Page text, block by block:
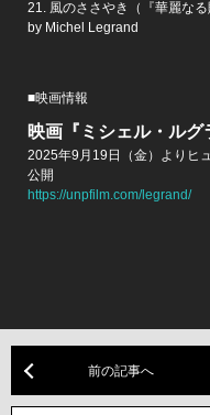
21. 風のささやき（『華麗な
by Michel Legrand
■映画情報
映画『ミシェル・ルグ
2025年9月19日（金）よりヒ
公開
https://unpfilm.com/legrand/
前の記事へ